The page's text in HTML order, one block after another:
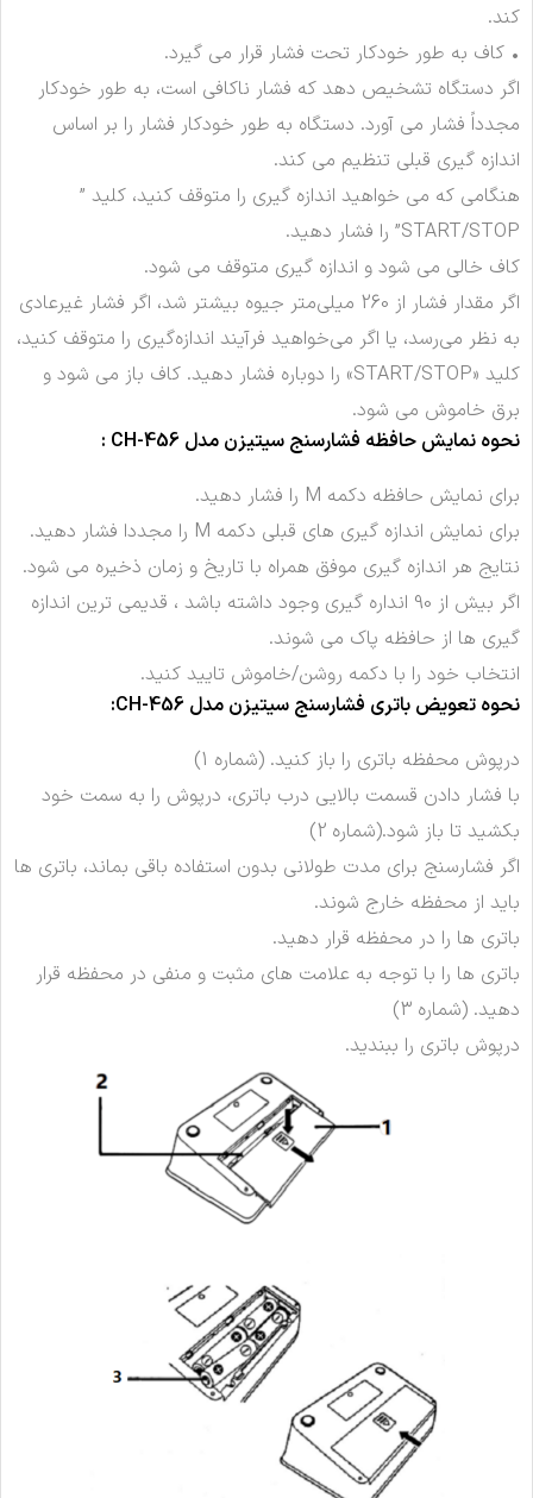
کند.
• کاف به طور خودکار تحت فشار قرار می گیرد.
اگر دستگاه تشخیص دهد که فشار ناکافی است، به طور خودکار
مجدداً فشار می آورد. دستگاه به طور خودکار فشار را بر اساس
اندازه گیری قبلی تنظیم می کند.
هنگامی که می خواهید اندازه گیری را متوقف کنید، کلید ”
START/STOP” را فشار دهید.
کاف خالی می شود و اندازه گیری متوقف می شود.
اگر مقدار فشار از 260 میلی‌متر جیوه بیشتر شد، اگر فشار غیرعادی
به نظر می‌رسد، یا اگر می‌خواهید فرآیند اندازه‌گیری را متوقف کنید،
کلید «START/STOP» را دوباره فشار دهید. کاف باز می شود و
برق خاموش می شود.
نحوه نمایش حافظه فشارسنج سیتیزن مدل CH-456
:
برای نمایش حافظه دکمه M را فشار دهید.
برای نمایش اندازه گیری های قبلی دکمه M را مجددا فشار دهید.
نتایج هر اندازه گیری موفق همراه با تاریخ و زمان ذخیره می شود.
اگر بیش از 90 انداره گیری وجود داشته باشد ، قدیمی ترین اندازه
گیری ها از حافظه پاک می شوند.
انتخاب خود را با دکمه روشن/خاموش تایید کنید.
نحوه تعویض باتری فشارسنج سیتیزن مدل CH-456
:
درپوش محفظه باتری را باز کنید. (شماره 1)
با فشار دادن قسمت بالایی درب باتری، درپوش را به سمت خود
بکشید تا باز شود.(شماره 2)
اگر فشارسنج برای مدت طولانی بدون استفاده باقی بماند، باتری ها
باید از محفظه خارج شوند.
باتری ها را در محفظه قرار دهید.
باتری ها را با توجه به علامت های مثبت و منفی در محفظه قرار
دهید. (شماره 3)
درپوش باتری را ببندید.